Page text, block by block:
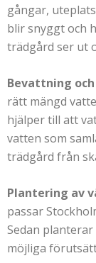
gångar,
blir snyggt och
trädgård ser ut
Bevattning
rätt mängd
hjälper till att
vatten som
trädgård från
Plantering av
passar
Sedan
möjliga